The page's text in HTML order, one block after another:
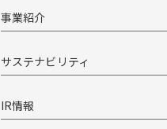
事業紹介
サステナビリティ
IR情報